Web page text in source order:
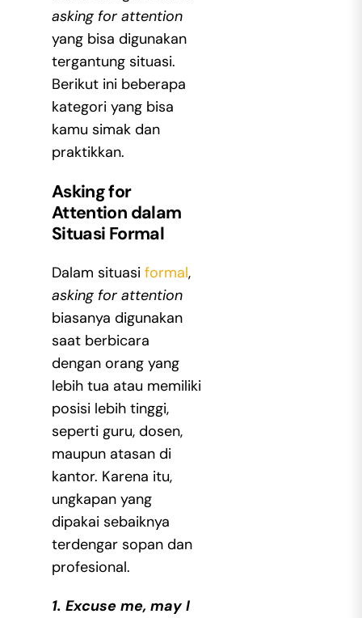
asking for attention
yang bisa digunakan
tergantung situasi.
Berikut ini beberapa
kategori yang bisa
kamu simak dan
praktikkan.
Asking for
Attention dalam
Situasi Formal
Dalam situasi formal,
asking for attention
biasanya digunakan
saat berbicara
dengan orang yang
lebih tua atau memiliki
posisi lebih tinggi,
seperti guru, dosen,
maupun atasan di
kantor. Karena itu,
ungkapan yang
dipakai sebaiknya
terdengar sopan dan
profesional.
1. Excuse me, may I